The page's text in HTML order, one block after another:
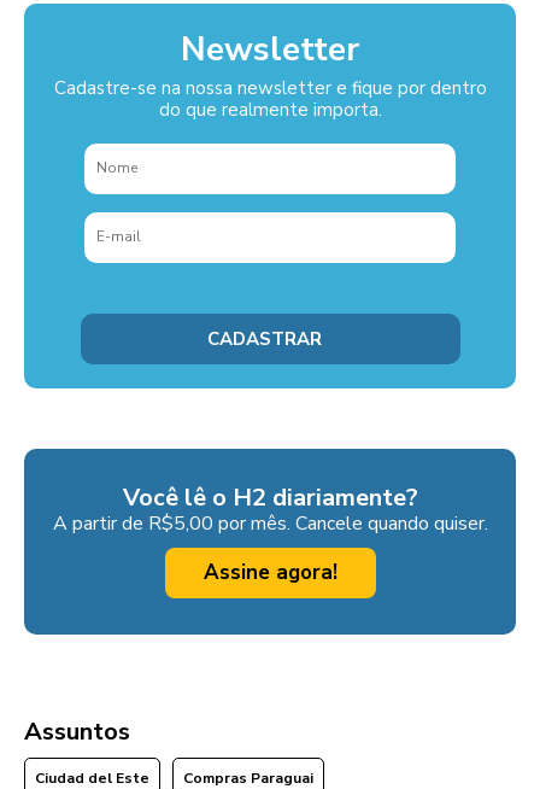
Newsletter
Cadastre-se na nossa newsletter e fique por dentro
do que realmente importa.
Você lê o H2 diariamente?
A partir de R$5,00 por mês. Cancele quando quiser.
Assine agora!
Assuntos
Ciudad del Este Compras Paraguai